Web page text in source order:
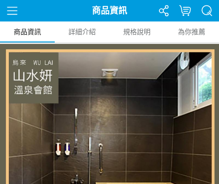
商品資訊
商品資訊 詳細介紹 規格說明 為你推薦